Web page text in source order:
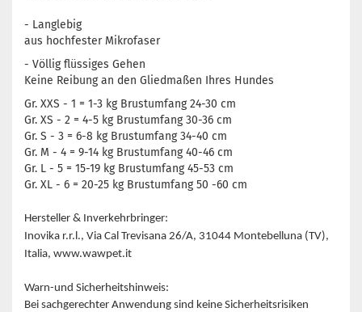
- Langlebig
aus hochfester Mikrofaser
- Völlig flüssiges Gehen
Keine Reibung an den Gliedmaßen Ihres Hundes
Gr. XXS - 1 = 1-3 kg Brustumfang 24-30 cm
Gr. XS - 2 = 4-5 kg Brustumfang 30-36 cm
Gr. S - 3 = 6-8 kg Brustumfang 34-40 cm
Gr. M - 4 = 9-14 kg Brustumfang 40-46 cm
Gr. L - 5 = 15-19 kg Brustumfang 45-53 cm
Gr. XL - 6 = 20-25 kg Brustumfang 50 -60 cm
Hersteller & Inverkehrbringer:
Inovika r.r.l., Via Cal Trevisana 26/A, 31044 Montebelluna (TV),
Italia, www.wawpet.it
Warn-und Sicherheitshinweis:
Bei sachgerechter Anwendung sind keine Sicherheitsrisiken